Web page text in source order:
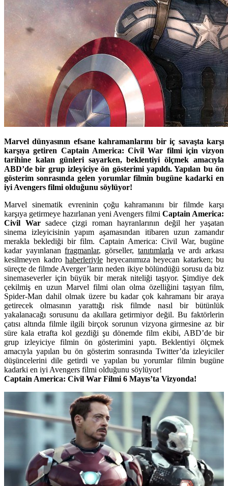
Marvel dünyasının efsane kahramanlarını bir iç savaşta karşı
karşıya getiren Captain America: Civil War filmi için vizyon
tarihine kalan günleri sayarken, beklentiyi ölçmek amacıyla
ABD’de bir grup izleyiciye ön gösterimi yapıldı. Yapılan bu ön
gösterim sonrasında gelen yorumlar filmin bugüne kadarki en
iyi Avengers filmi olduğunu söylüyor!
Marvel sinematik evreninin çoğu kahramanını bir filmde karşı
karşıya getirmeye hazırlanan yeni Avengers filmi Captain America:
Civil Warsadece çizgi roman hayranlarının değil her yaşatan
sinema izleyicisinin yapım aşamasından itibaren uzun zamandır
merakla beklediği bir film. Captain America: Civil War, bugüne
kadar yayınlananfragmanlar, görseller, tanıtımlarla ve ardı arkası
kesilmeyen kadro haberleriyle heyecanımıza heyecan katarken; bu
süreçte de filmde Averger’ların neden ikiye bölündüğü sorusu da biz
sinemaseverler için büyük bir merak niteliği taşıyor. Şimdiye dek
çekilmiş en uzun Marvel filmi olan olma özelliğini taşıyan film,
Spider-Man dahil olmak üzere bu kadar çok kahramanı bir araya
getirecek olmasının yarattığı risk filmde nasıl bir bütünlük
yakalanacağı sorusunu da akıllara getirmiyor değil. Bu faktörlerin
çatısı altında filmle ilgili birçok sorunun vizyona girmesine az bir
süre kala etrafta kol gezdiği şu dönemde film ekibi, ABD’de bir
grup izleyiciye filmin ön gösterimini yaptı.
Beklentiyi ölçmek
amacıyla yapılan bu ön gösterim sonrasında Twitter’da izleyiciler
düşüncelerini dile getirdi ve yapılan bu yorumlar filmin bugüne
kadarki en iyi Avengers filmi olduğunu söylüyor!
Captain America: Civil War Filmi 6 Mayıs’ta Vizyonda!